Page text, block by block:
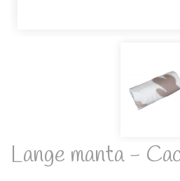
Lange manta -